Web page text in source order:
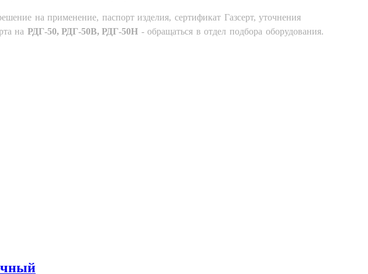
на применение, паспорт изделия, сертификат Газсерт, уточнения
на РДГ-50, РДГ-50В, РДГ-50Н - обращаться в отдел подбора оборудования.